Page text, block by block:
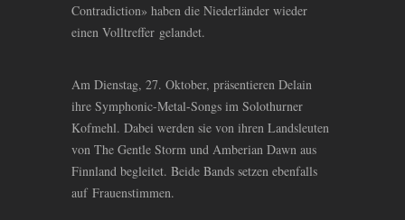
Contradiction» haben die Niederländer wieder
einen Volltreffer gelandet.
Am Dienstag, 27. Oktober, präsentieren Delain
ihre Symphonic-Metal-Songs im Solothurner
Kofmehl. Dabei werden sie von ihren Landsleuten
von The Gentle Storm und Amberian Dawn aus
Finnland begleitet. Beide Bands setzen ebenfalls
auf Frauenstimmen.